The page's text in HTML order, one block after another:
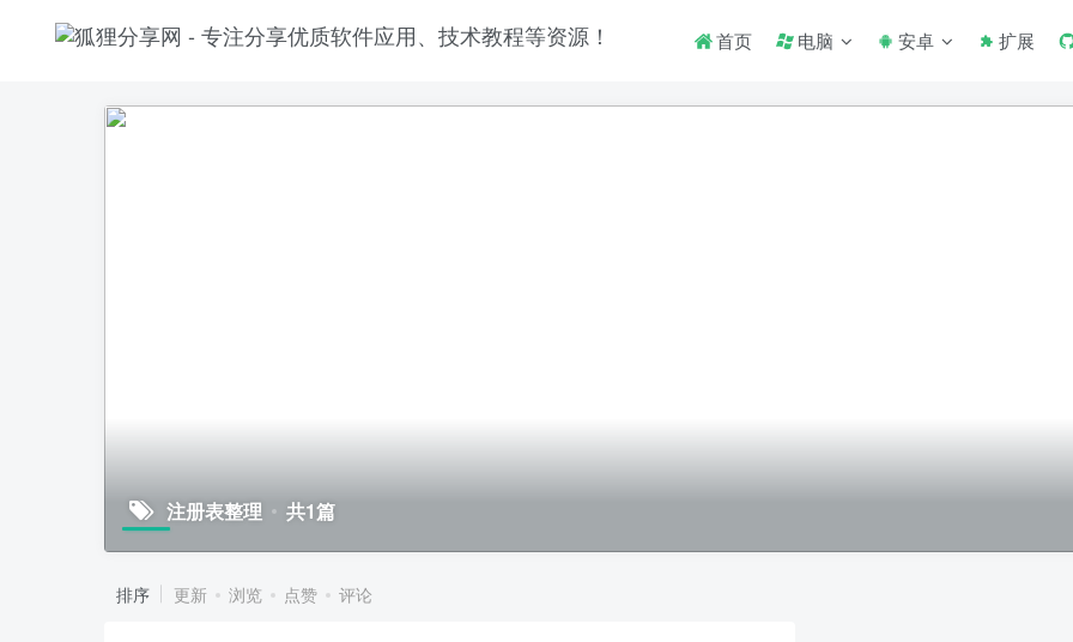
首页 电脑 安卓 扩展
注册表整理 共1篇
排序 更新 浏览 点赞 评论